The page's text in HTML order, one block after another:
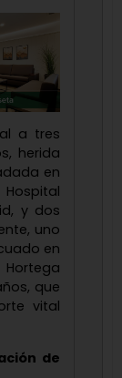
a tres
herida
en
y dos
uno
en
Hortega
que
vital
de